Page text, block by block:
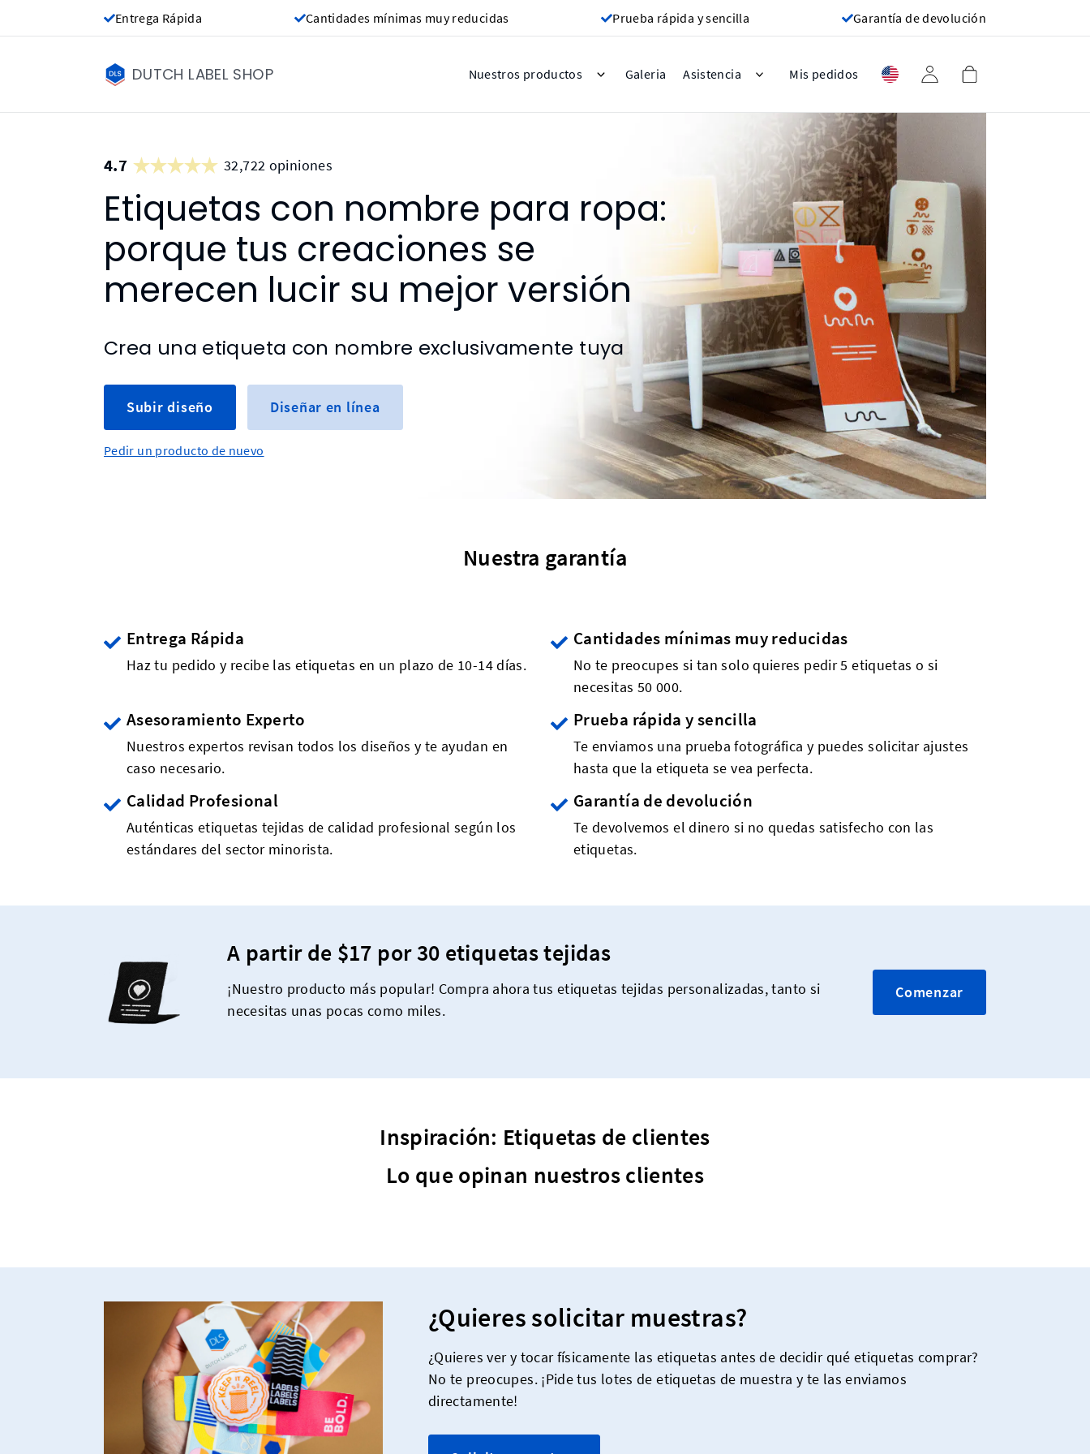
Entrega Rápida Cantidades mínimas muy reducidas Prueba rápida y sencilla Garantía de devolución
DUTCH LABEL SHOP Nuestros productos Galeria Asistencia Mis pedidos
4.7 32,722 opiniones
Etiquetas con nombre para ropa:
porque tus creaciones se
merecen lucir su mejor versión
Crea una etiqueta con nombre exclusivamente tuya
Subir diseño Diseñar en línea
Pedir un producto de nuevo
Nuestra garantía
Entrega Rápida
Haz tu pedido y recibe las etiquetas en un plazo de 10-14 días.
Cantidades mínimas muy reducidas
No te preocupes si tan solo quieres pedir 5 etiquetas o si
necesitas 50 000.
Asesoramiento Experto
Nuestros expertos revisan todos los diseños y te ayudan en
caso necesario.
Prueba rápida y sencilla
Te enviamos una prueba fotográfica y puedes solicitar ajustes
hasta que la etiqueta se vea perfecta.
Calidad Profesional
Auténticas etiquetas tejidas de calidad profesional según los
estándares del sector minorista.
Garantía de devolución
Te devolvemos el dinero si no quedas satisfecho con las
etiquetas.
A partir de $17 por 30 etiquetas tejidas
¡Nuestro producto más popular! Compra ahora tus etiquetas tejidas personalizadas, tanto si
necesitas unas pocas como miles.
Comenzar
Inspiración: Etiquetas de clientes
Lo que opinan nuestros clientes
¿Quieres solicitar muestras?
¿Quieres ver y tocar físicamente las etiquetas antes de decidir qué etiquetas comprar?
No te preocupes. ¡Pide tus lotes de etiquetas de muestra y te las enviamos
directamente!